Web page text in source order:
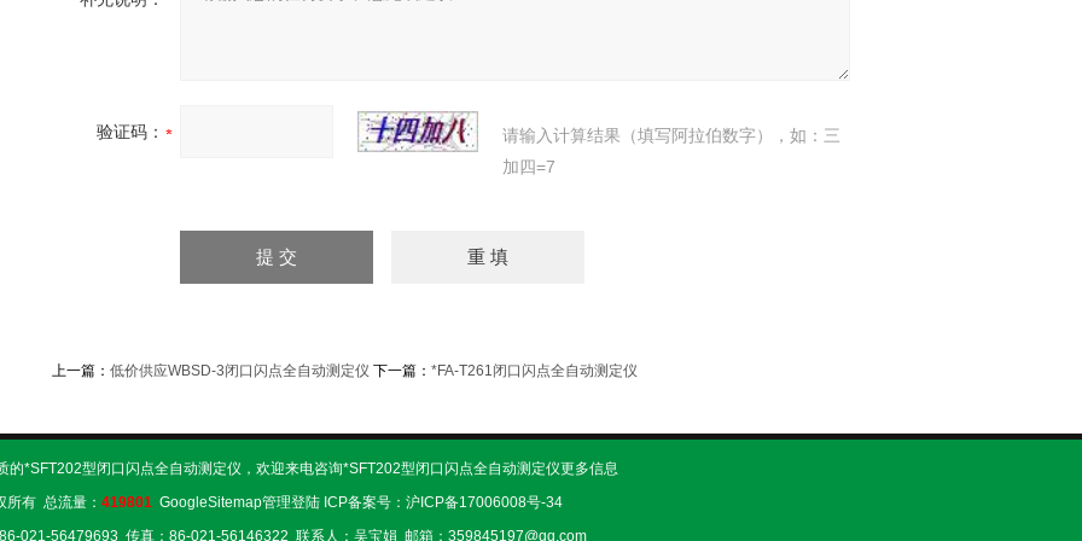
验证码：
请输入计算结果（填写阿拉伯数字），如：三
加四=7
上一篇： 低价供应WBSD-3闭口闪点全自动测定仪 下一篇： *FA-T261闭口闪点全自动测定仪
的*SFT202型闭口闪点全自动测定仪，欢迎来电咨询*SFT202型闭口闪点全自动测定仪更多信息
所有 总流量： 419801 GoogleSitemap管理登陆 ICP备案号： 沪ICP备17006008号-34
021-56479693 传真：86-021-56146322 联系人：吴宝娟 邮箱：359845197@qq.com